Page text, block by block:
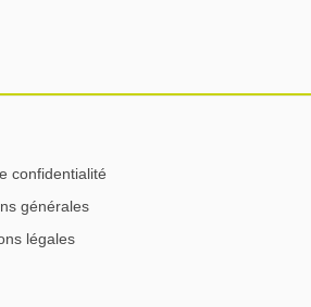
confidentialité
générales
légales